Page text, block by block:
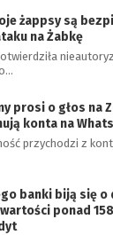
żappsy są
na Żabkę
prosi o głos na
konta na
przychodzi z
banki biją się o
wartości ponad